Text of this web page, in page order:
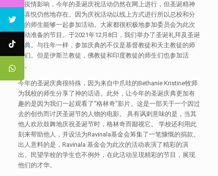
受疫情影响，今年的圣诞庆祝活动仍然在网上进行，但圣诞精神
和喜悦仍然地存在。因为庆祝活动以线上方式进行所以总校和分
校的师生能够一起参加活动。大家都很积极地参加委员会为此次
活动准备的节目。于2021年12月8日，我们举办了圣诞礼拜及圣诞
庆典。与往年一样，参加庆典的不仅是基督教徒和天主教徒的师
生们。但是伊斯兰教徒，佛教徒和印度教徒的师生们也参加活
动。
今年的圣诞庆典很特殊，因为来自中爪哇的Bethanie Kristine牧师
为我校的师生分享了神的话语。此外，让今年的圣诞庆典更加有
趣的是因为我们一起观看了“格林奇”影片。这是一部关于一个因过
去的创伤而讨厌圣诞节的人物的电影。 具有讽刺意味的是，当其
他人欢欣鼓舞地庆祝圣诞节时，格林奇而鄙视它。 学校还利用此
刻来帮助他人，并设法为Ravinala基金会筹集了一笔慷慨的捐款。
出人意料的是，Ravinala 基金会为此次的活动表演了精彩的演
出。民望学校的学生也不例外，在此活动呈现精彩的节目，展现
他们的才华。